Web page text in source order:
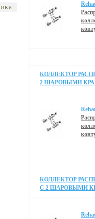
КОЛЛЕКТОР
2 ШАРОВЫМИ
КОЛЛЕКТОР
С 2 ШАРОВЫМИ